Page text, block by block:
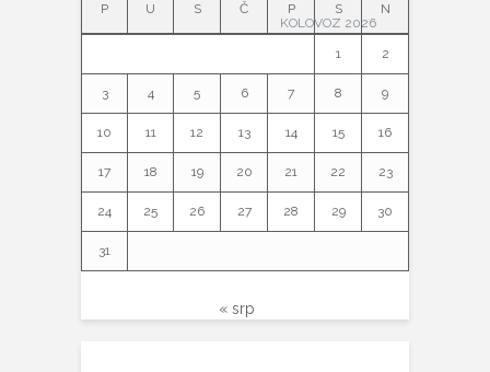
KOLOVOZ 2026
P U S Č P S N
1 2
3 4 5 6 7 8 9
10 11 12 13 14 15 16
17 18 19 20 21 22 23
24 25 26 27 28 29 30
31
« srp